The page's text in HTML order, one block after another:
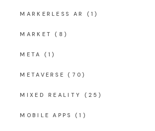
MARKERLESS AR (1)
MARKET (8)
META (1)
METAVERSE (70)
MIXED REALITY (25)
MOBILE APPS (1)